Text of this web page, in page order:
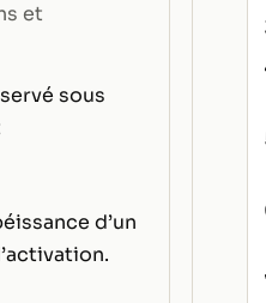
et
sous
d’un